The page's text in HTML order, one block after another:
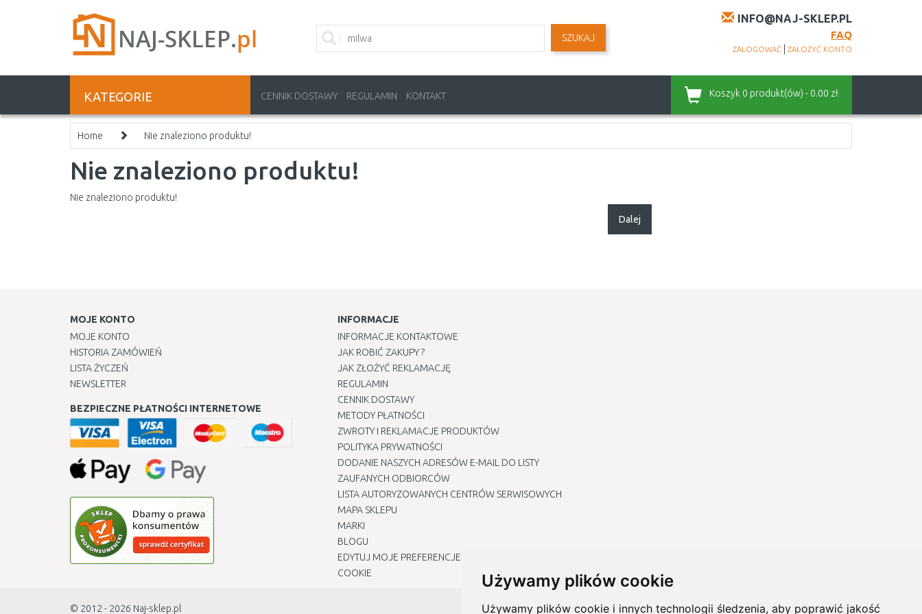
Używamy plików cookie
Używamy plików cookie i innych technologii śledzenia, aby poprawić jakość
INFO@NAJ-SKLEP.PL
FAQ
ZALOGOWAĆ ZAŁOŻYĆ KONTO
SZUKAJ
KATEGORIE CENNIK DOSTAWY REGULAMIN KONTAKT Koszyk 0 produkt(ów) - 0.00 zł
Home Nie znaleziono produktu!
Nie znaleziono produktu!
Nie znaleziono produktu!
Dalej
MOJE KONTO
MOJE KONTO
HISTORIA ZAMÓWIEŃ
LISTA ŻYCZEŃ
NEWSLETTER
BEZPIECZNE PŁATNOŚCI INTERNETOWE
INFORMACJE
INFORMACJE KONTAKTOWE
JAK ROBIĆ ZAKUPY ?
JAK ZŁOŻYĆ REKLAMACJĘ
REGULAMIN
CENNIK DOSTAWY
METODY PŁATNOŚCI
ZWROTY I REKLAMACJE PRODUKTÓW
POLITYKA PRYWATNOŚCI
DODANIE NASZYCH ADRESÓW E-MAIL DO LISTY
ZAUFANYCH ODBIORCÓW
LISTA AUTORYZOWANYCH CENTRÓW SERWISOWYCH
MAPA SKLEPU
MARKI
BLOGU
EDYTUJ MOJE PREFERENCJE DOTYCZĄCE PLIKÓW
COOKIE
© 2012 - 2026 Naj-sklep.pl